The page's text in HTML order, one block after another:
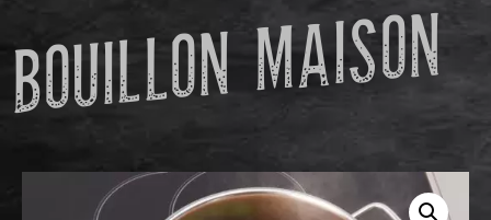
BOUILLON MAISON